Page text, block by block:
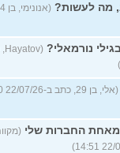
מה לעשות?
נורמאלי?
(אלי, בן 29, כתב ב-22/07/26 15:00)
החברות שלי